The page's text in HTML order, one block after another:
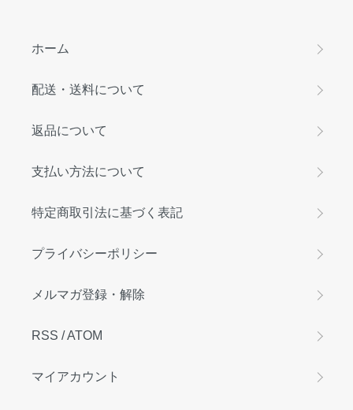
ホーム
配送・送料について
返品について
支払い方法について
特定商取引法に基づく表記
プライバシーポリシー
メルマガ登録・解除
RSS /ATOM
マイアカウント